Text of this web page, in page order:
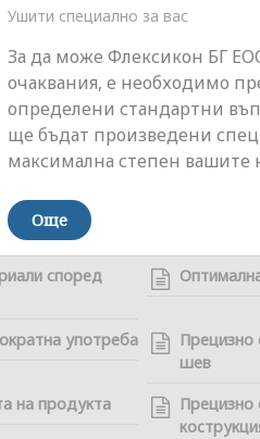
Ушити специално за вас
За да може Флексикон БГ
очаквания, е необходимо
определени стандартни
ще бъдат произведени
максимална степен
Още
според
употреба
шев
на продукта